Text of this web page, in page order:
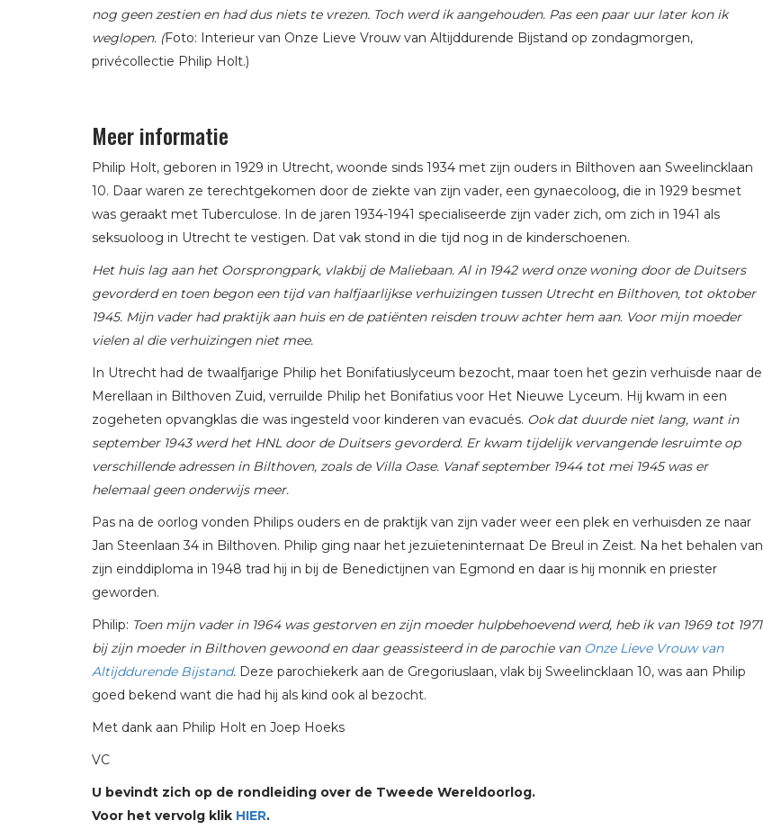
nog geen zestien en had dus niets te vrezen. Toch werd ik aangehouden. Pas een paar uur later kon ik
weglopen. (Foto: Interieur van Onze Lieve Vrouw van Altijddurende Bijstand op zondagmorgen,
privécollectie Philip Holt.)
Meer informatie
Philip Holt, geboren in 1929 in Utrecht, woonde sinds 1934 met zijn ouders in Bilthoven aan Sweelincklaan
10. Daar waren ze terechtgekomen door de ziekte van zijn vader, een gynaecoloog, die in 1929 besmet
was geraakt met Tuberculose. In de jaren 1934-1941 specialiseerde zijn vader zich, om zich in 1941 als
seksuoloog in Utrecht te vestigen. Dat vak stond in die tijd nog in de kinderschoenen.
Het huis lag aan het Oorsprongpark, vlakbij de Maliebaan. Al in 1942 werd onze woning door de Duitsers
gevorderd en toen begon een tijd van halfjaarlijkse verhuizingen tussen Utrecht en Bilthoven, tot oktober
1945. Mijn vader had praktijk aan huis en de patiënten reisden trouw achter hem aan. Voor mijn moeder
vielen al die verhuizingen niet mee.
In Utrecht had de twaalfjarige Philip het Bonifatiuslyceum bezocht, maar toen het gezin verhuisde naar de
Merellaan in Bilthoven Zuid, verruilde Philip het Bonifatius voor Het Nieuwe Lyceum. Hij kwam in een
zogeheten opvangklas die was ingesteld voor kinderen van evacués. Ook dat duurde niet lang, want in
september 1943 werd het HNL door de Duitsers gevorderd. Er kwam tijdelijk vervangende lesruimte op
verschillende adressen in Bilthoven, zoals de Villa Oase. Vanaf september 1944 tot mei 1945 was er
helemaal geen onderwijs meer.
Pas na de oorlog vonden Philips ouders en de praktijk van zijn vader weer een plek en verhuisden ze naar
Jan Steenlaan 34 in Bilthoven. Philip ging naar het jezuïeteninternaat De Breul in Zeist. Na het behalen van
zijn einddiploma in 1948 trad hij in bij de Benedictijnen van Egmond en daar is hij monnik en priester
geworden.
Philip: Toen mijn vader in 1964 was gestorven en zijn moeder hulpbehoevend werd, heb ik van 1969 tot 1971
bij zijn moeder in Bilthoven gewoond en daar geassisteerd in de parochie van Onze Lieve Vrouw van
Altijddurende Bijstand. Deze parochiekerk aan de Gregoriuslaan, vlak bij Sweelincklaan 10, was aan Philip
goed bekend want die had hij als kind ook al bezocht.
Met dank aan Philip Holt en Joep Hoeks
VC
U bevindt zich op de rondleiding over de Tweede Wereldoorlog.
Voor het vervolg klik HIER.